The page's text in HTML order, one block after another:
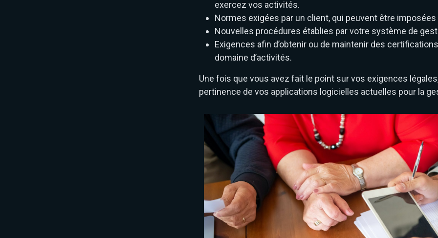
exercez vos activités.
Normes exigées par un client, qui peuvent être
Nouvelles procédures établies par votre système de
Exigences afin d’obtenir ou de maintenir des
domaine d’activités.
Une fois que vous avez fait le point sur vos exigences
pertinence de vos applications logicielles actuelles pour la